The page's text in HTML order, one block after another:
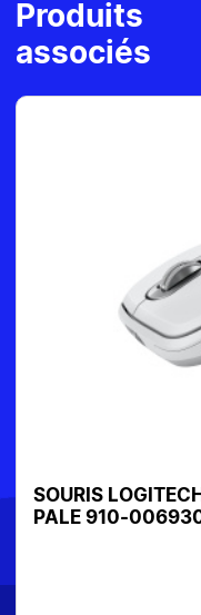
Produits
associés
SOURIS
PALE 910-